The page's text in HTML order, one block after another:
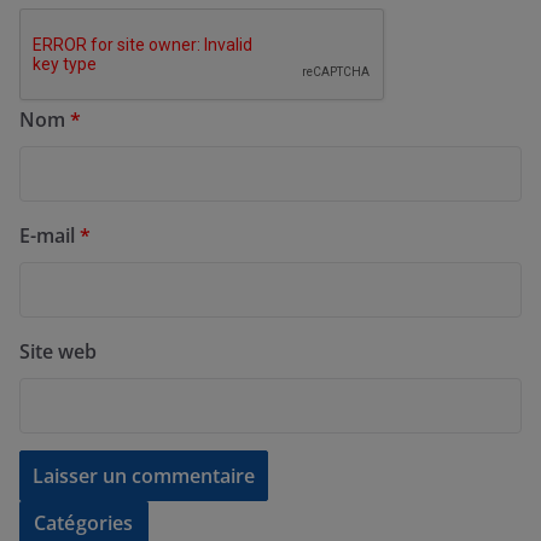
Nom *
E-mail *
Site web
Catégories